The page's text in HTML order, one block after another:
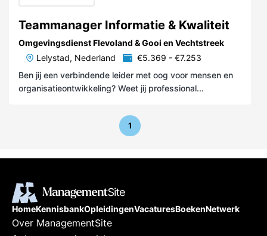
Teammanager Informatie & Kwaliteit
Omgevingsdienst Flevoland & Gooi en Vechtstreek
Lelystad, Nederland
€5.369 - €7.253
Ben jij een verbindende leider met oog voor mensen en
organisatieontwikkeling? Weet jij professional...
1
HomeKennisbankOpleidingenVacaturesBoekenNetwerk
Over ManagementSite